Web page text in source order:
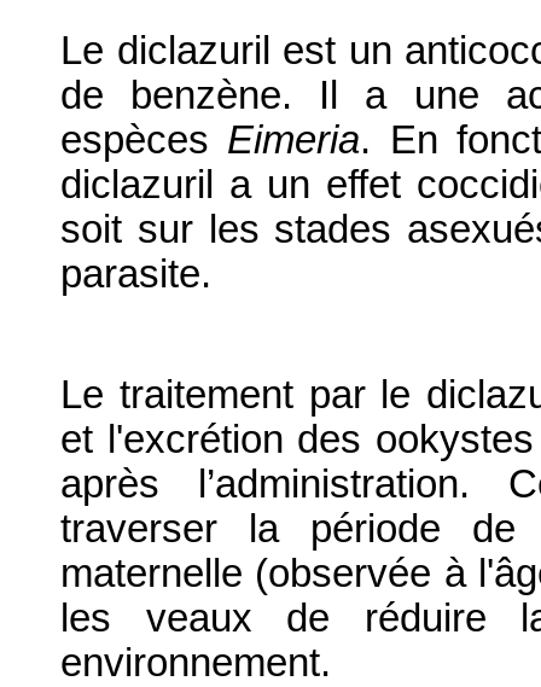
Le diclazuril est un
de benzène. Il a une
espèces Eimeria. En
diclazuril a un effet
soit sur les stades
parasite.
Le traitement par le
et l'excrétion des
après
traverser la période de
maternelle (observée à
les veaux de réduire
environnement.